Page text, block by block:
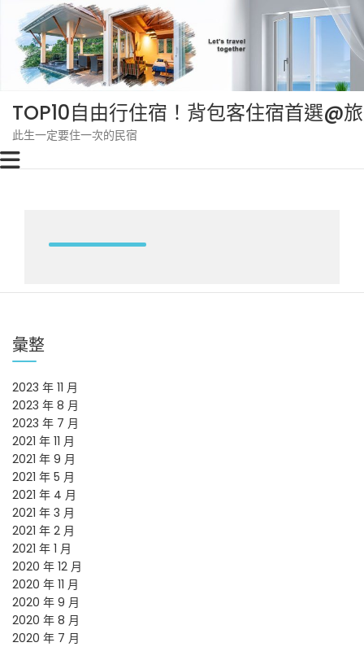
content
TOP10自由行住宿！背包客住宿首選@
此生一定要住一次的民宿
彙整
2023 年 11 月
2023 年 8 月
2023 年 7 月
2021 年 11 月
2021 年 9 月
2021 年 5 月
2021 年 4 月
2021 年 3 月
2021 年 2 月
2021 年 1 月
2020 年 12 月
2020 年 11 月
2020 年 9 月
2020 年 8 月
2020 年 7 月